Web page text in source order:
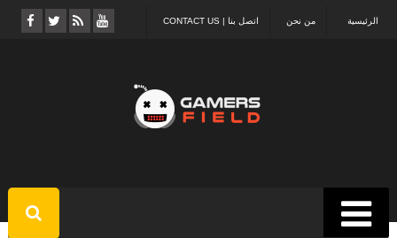
اتصل بنا | CONTACT US من نحن الرئيسية